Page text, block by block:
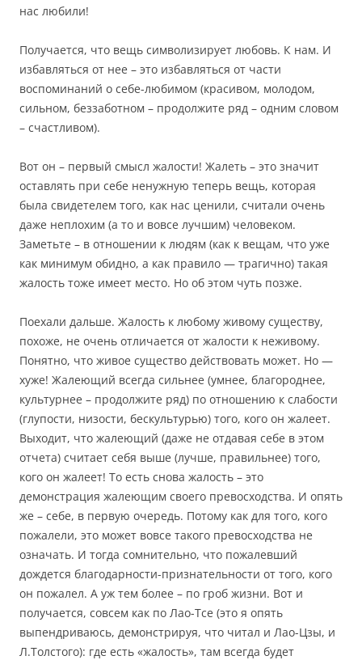
нас любили!
Получается, что вещь символизирует любовь. К нам. И
избавляться от нее – это избавляться от части
воспоминаний о себе-любимом (красивом, молодом,
сильном, беззаботном – продолжите ряд – одним словом
– счастливом).
Вот он – первый смысл жалости! Жалеть – это значит
оставлять при себе ненужную теперь вещь, которая
была свидетелем того, как нас ценили, считали очень
даже неплохим (а то и вовсе лучшим) человеком.
Заметьте – в отношении к людям (как к вещам, что уже
как минимум обидно, а как правило — трагично) такая
жалость тоже имеет место. Но об этом чуть позже.
Поехали дальше. Жалость к любому живому существу,
похоже, не очень отличается от жалости к неживому.
Понятно, что живое существо действовать может. Но —
хуже! Жалеющий всегда сильнее (умнее, благороднее,
культурнее – продолжите ряд) по отношению к слабости
(глупости, низости, бескультурью) того, кого он жалеет.
Выходит, что жалеющий (даже не отдавая себе в этом
отчета) считает себя выше (лучше, правильнее) того,
кого он жалеет! То есть снова жалость – это
демонстрация жалеющим своего превосходства. И опять
же – себе, в первую очередь. Потому как для того, кого
пожалели, это может вовсе такого превосходства не
означать. И тогда сомнительно, что пожалевший
дождется благодарности-признательности от того, кого
он пожалел. А уж тем более – по гроб жизни. Вот и
получается, совсем как по Лао-Тсе (это я опять
выпендриваюсь, демонстрируя, что читал и Лао-Цзы, и
Л.Толстого): где есть «жалость», там всегда будет